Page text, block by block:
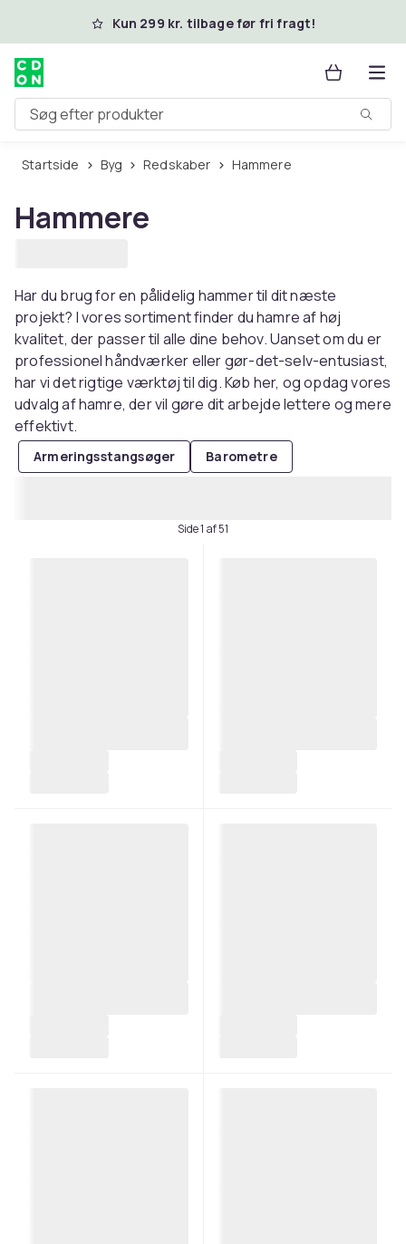
Spring til hovedindhold
Kun 299 kr. tilbage før fri fragt!
Søg efter produkter
Startside Byg Redskaber Hammere
Hammere
Har du brug for en pålidelig hammer til dit næste
projekt? I vores sortiment finder du hamre af høj
kvalitet, der passer til alle dine behov. Uanset om du er
professionel håndværker eller gør-det-selv-entusiast,
har vi det rigtige værktøj til dig. Køb her, og opdag vores
udvalg af hamre, der vil gøre dit arbejde lettere og mere
effektivt.
Armeringsstangsøger Barometre
Side 1 af 51